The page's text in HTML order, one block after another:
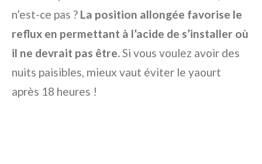
n’est-ce pas ? La position allongée favorise le
reflux en permettant à l’acide de s’installer où
il ne devrait pas être.Si vous voulez avoir des
nuits paisibles, mieux vaut éviter le yaourt
après 18 heures !